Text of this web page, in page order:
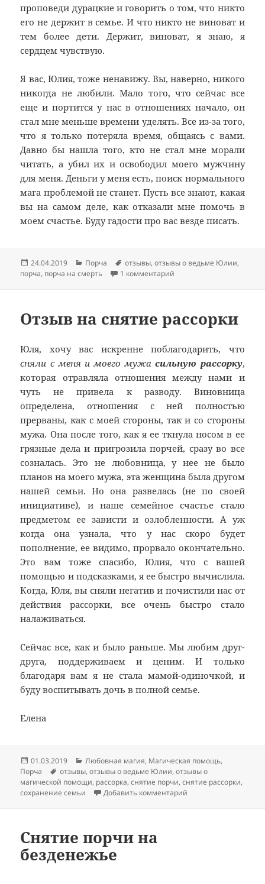
проповеди дурацкие и говорить о том, что никто
его не держит в семье. И что никто не виноват и
тем более дети. Держит, виноват, я знаю, я
сердцем чувствую.
Я вас, Юлия, тоже ненавижу. Вы, наверно, никого
никогда не любили. Мало того, что сейчас все
еще и портится у нас в отношениях начало, он
стал мне меньше времени уделять. Все из-за того,
что я только потеряла время, общаясь с вами.
Давно бы нашла того, кто не стал мне морали
читать, а убил их и освободил моего мужчину
для меня. Деньги у меня есть, поиск нормального
мага проблемой не станет. Пусть все знают, какая
вы на самом деле, как отказали мне помочь в
моем счастье. Буду гадости про вас везде писать.
Опубликовано
24.04.2019 Рубрики
Порча Метки
отзывы,отзывы о ведьме Юлии,
порча, порча на смерть 1 комментарий
Отзыв на снятие рассорки
Юля, хочу вас искренне поблагодарить, что
сняли с меня и моего мужасильную рассорку,
которая отравляла отношения между нами и
чуть не привела к разводу. Виновница
определена, отношения с ней полностью
прерваны, как с моей стороны, так и со стороны
мужа. Она после того, как я ее ткнула носом в ее
грязные дела и пригрозила порчей, сразу во все
созналась. Это не любовница, у нее не было
планов на моего мужа, эта женщина была другом
нашей семьи. Но она развелась (не по своей
инициативе), и наше семейное счастье стало
предметом ее зависти и озлобленности. А уж
когда она узнала, что у нас скоро будет
пополнение, ее видимо, прорвало окончательно.
Это вам тоже спасибо, Юлия, что с вашей
помощью и подсказками, я ее быстро вычислила.
Когда, Юля, вы сняли негатив и почистили нас от
действия рассорки, все очень быстро стало
налаживаться.
Сейчас все, как и было раньше. Мы любим друг-
друга, поддерживаем и ценим. И только
благодаря вам я не стала мамой-одиночкой, и
буду воспитывать дочь в полной семье.
Елена
Опубликовано
01.03.2019 Рубрики
Любовная магия, Магическая помощь,
Порча
Метки
отзывы,отзывы о ведьме Юлии,отзывы о
магической помощи, рассорка,снятие порчи,снятие рассорки,
сохранение семьи
Добавить комментарий
Снятие порчи на
безденежье